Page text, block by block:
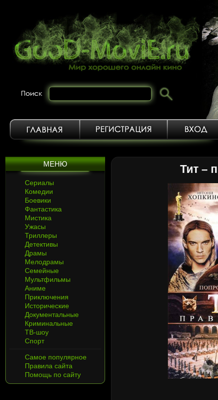
МЕНЮ
Сериалы
Комедии
Боевики
Фантастика
Мистика
Ужасы
Триллеры
Детективы
Драмы
Мелодрамы
Семейные
Мультфильмы
Аниме
Приключения
Исторические
Документальные
Криминальные
ТВ-шоу
Спорт
Самое популярное
Правила сайта
Помощь по сайту
Тит –